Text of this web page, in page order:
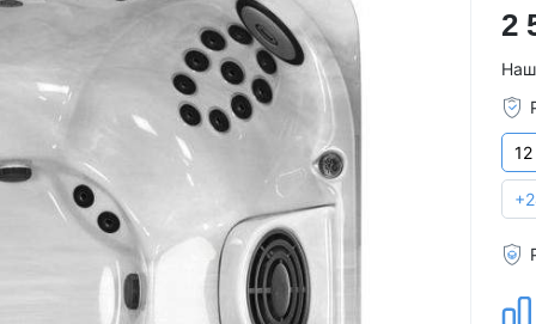
Профессиональные
Спортивные
Бассейны для глэмпингов
Страна производитель
Из Австралии
Из Италии
Arctic Spa
Sunrans
Viking Spa
Allseas Spa
Fiinn
2